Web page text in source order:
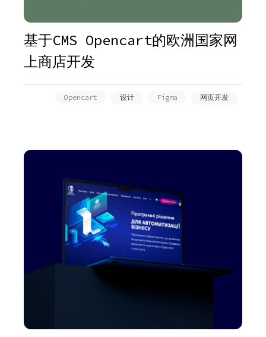
基于CMS Opencart的欧洲国家网
上商店开发
Opencart 设计 Figma 网页开发